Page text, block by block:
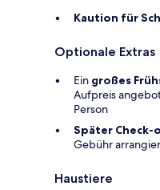
Kaution für
Optionale Extras
Ein großes
Aufpreis
Person
Später Check-
Gebühr
Haustiere